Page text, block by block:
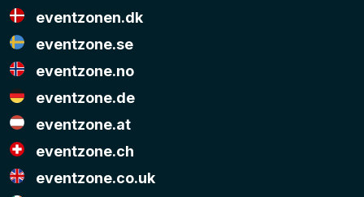
eventzonen.dk
eventzone.se
eventzone.no
eventzone.de
eventzone.at
eventzone.ch
eventzone.co.uk